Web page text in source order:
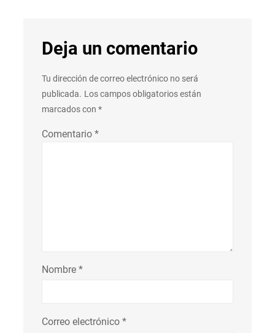
Deja un comentario
Tu dirección de correo electrónico no será
publicada. Los campos obligatorios están
marcados con *
Comentario *
Nombre *
Correo electrónico *